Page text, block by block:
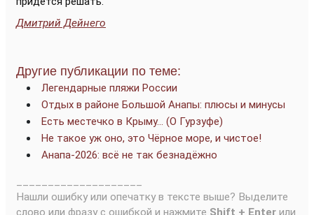
Дмитрий Дейнего
Другие публикации по теме:
Легендарные пляжи России
Отдых в районе Большой Анапы: плюсы и минусы
Есть местечко в Крыму… (О Гурзуфе)
Не такое уж оно, это Чёрное море, и чистое!
Анапа-2026: всё не так безнадёжно
Нашли ошибку или опечатку в тексте выше? Выделите
слово или фразу с ошибкой и нажмите Shift + Enter или